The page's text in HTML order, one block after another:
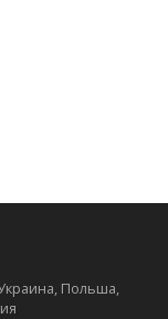
Польша,